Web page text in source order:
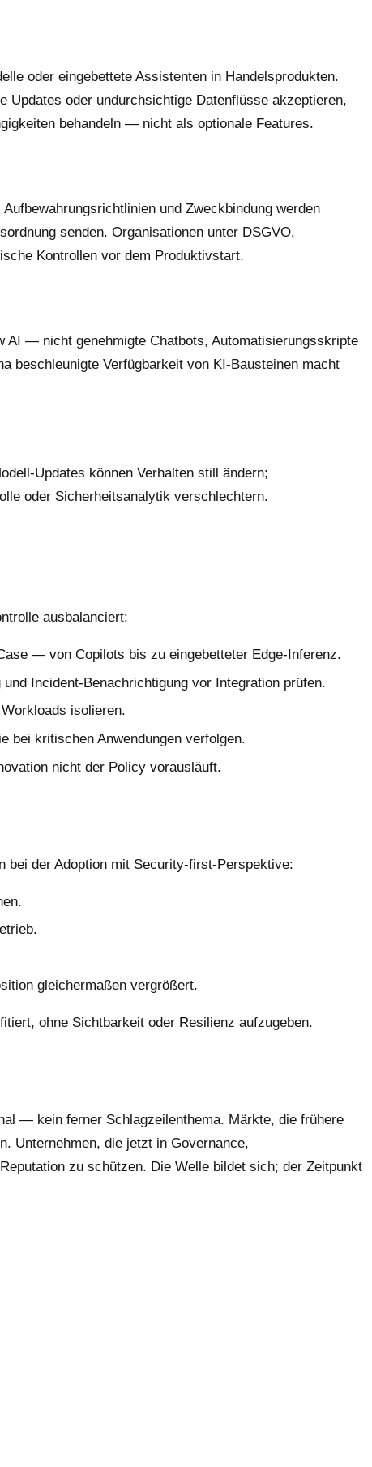
oder eingebettete Assistenten in Handelsprodukten.
Updates oder undurchsichtige Datenflüsse akzeptieren,
behandeln — nicht als optionale Features.
und Zweckbindung werden
senden. Organisationen unter DSGVO,
Kontrollen vor dem Produktivstart.
AI — nicht genehmigte Chatbots, Automatisierungsskripte
beschleunigte Verfügbarkeit von KI-Bausteinen macht
Updates können Verhalten still ändern;
oder Sicherheitsanalytik verschlechtern.
ausbalanciert:
— von Copilots bis zu eingebetteter Edge-Inferenz.
Incident-Benachrichtigung vor Integration prüfen.
isolieren.
bei kritischen Anwendungen verfolgen.
nicht der Policy vorausläuft.
bei der Adoption mit Security-first-Perspektive:
gleichermaßen vergrößert.
ohne Sichtbarkeit oder Resilienz aufzugeben.
— kein ferner Schlagzeilenthema. Märkte, die frühere
Unternehmen, die jetzt in Governance,
zu schützen. Die Welle bildet sich; der Zeitpunkt